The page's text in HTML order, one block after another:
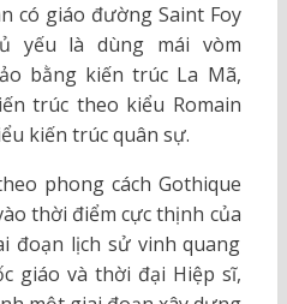
có giáo đường Saint Foy
yếu là dùng mái vòm
bằng kiến trúc La Mã,
trúc theo kiểu Romain
kiến trúc quân sự.
phong cách Gothique
thời điểm cực thịnh của
đoạn lịch sử vinh quang
giáo và thời đại Hiệp sĩ,